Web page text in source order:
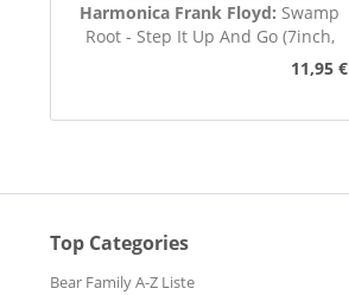
Harmonica Frank Floyd: Swamp
Root - Step It Up And Go (7inch,
11,95 €
Top Categories
Bear Family A-Z Liste